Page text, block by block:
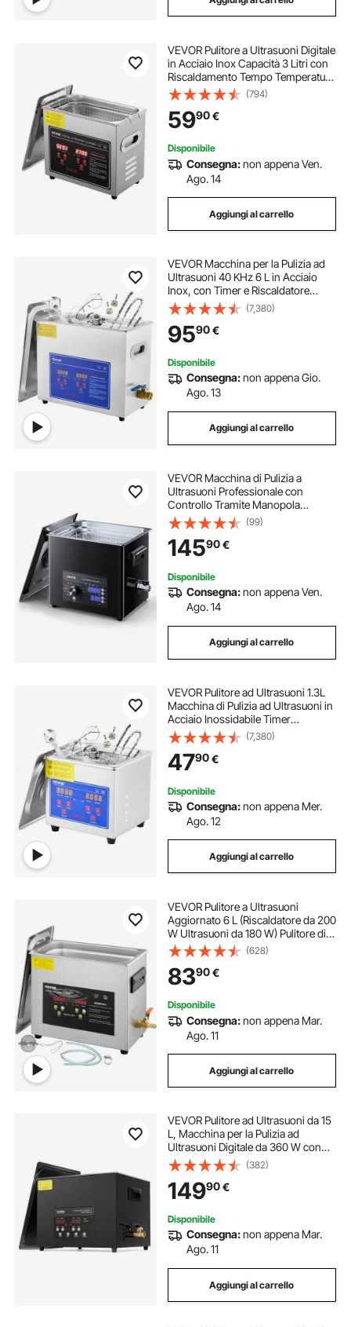
VEVOR Pulitore a Ultrasuoni Digitale
in Acciaio Inox Capacità 3 Litri con
Riscaldamento Tempo Temperatura
Regolabile, Macchina Pulitrice a
Ultrasuoni da Gioielli Occhiali
Orologi Laboratorio Clinico
(794)
5990€
Disponibile
Consegna:non appena Ven.
Ago. 14
Aggiungi al carrello
VEVOR Macchina per la Pulizia ad
Ultrasuoni 40 KHz 6 L in Acciaio
Inox, con Timer e Riscaldatore
Digitale, Pulizia dei Gioielli Occhiali
Strumenti Orologi, per Uso
Domestico Personale Commerciale
(7,380)
9590€
Disponibile
Consegna:non appena Gio.
Ago. 13
Aggiungi al carrello
VEVOR Macchina di Pulizia a
Ultrasuoni Professionale con
Controllo Tramite Manopola
Rotante, Capacita di 10 L con
Cestello e Sfera di Pulizia, Pulitore a
Ultrasuoni per Orologi, Rasoi,
Gioielli
(99)
14590€
Disponibile
Consegna:non appena Ven.
Ago. 14
Aggiungi al carrello
VEVOR Pulitore ad Ultrasuoni 1.3L
Macchina di Pulizia ad Ultrasuoni in
Acciaio Inossidabile Timer
Riscaldamento Digitale Pulizia di
Gioielli per Uso Domestico
Personale Commerciale
(7,380)
4790€
Disponibile
Consegna:non appena Mer.
Ago. 12
Aggiungi al carrello
VEVOR Pulitore a Ultrasuoni
Aggiornato 6 L (Riscaldatore da 200
W Ultrasuoni da 180 W) Pulitore di
Parti a Ultrasuoni da Laboratorio
Digitale con Temporizzatore per
Pulizia di Strumenti di Gioielli
(628)
8390€
Disponibile
Consegna:non appena Mar.
Ago. 11
Aggiungi al carrello
VEVOR Pulitore ad Ultrasuoni da 15
L, Macchina per la Pulizia ad
Ultrasuoni Digitale da 360 W con
Modalità Delicata, Pulitore ad
Ultrasuoni Industriale da 40 kHz
con Riscaldatore e Timer
(382)
14990€
Disponibile
Consegna:non appena Mar.
Ago. 11
Aggiungi al carrello